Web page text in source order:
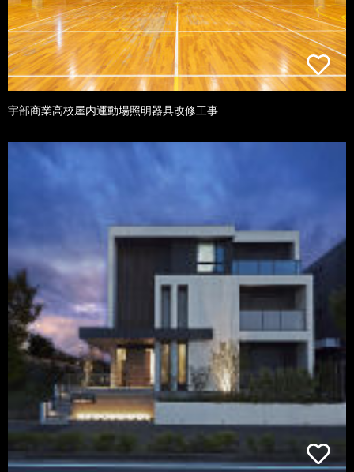
宇部商業高校屋内運動場照明器具改修工事